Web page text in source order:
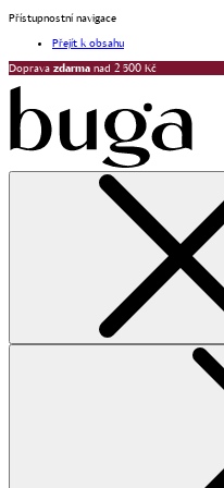
Přístupnostní navigace
Přejít k obsahu
Doprava zdarma nad 2 500 Kč